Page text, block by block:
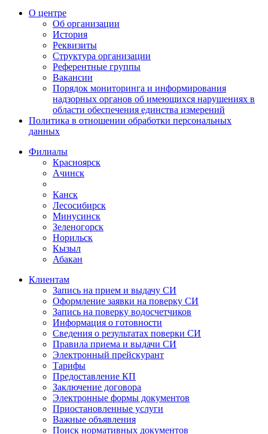
О центре
Об организации
История
Реквизиты
Структура организации
Референтные группы
Вакансии
Порядок мониторинга и информирования
надзорных органов об имеющихся нарушениях в
области обеспечения единства измерений
Политика в отношении обработки персональных
данных
Филиалы
Красноярск
Ачинск
Канск
Лесосибирск
Минусинск
Зеленогорск
Норильск
Кызыл
Абакан
Клиентам
Запись на прием и выдачу СИ
Оформление заявки на поверку СИ
Запись на поверку водосчетчиков
Информация о готовности
Сведения о результатах поверки СИ
Правила приема и выдачи СИ
Электронный прейскурант
Тарифы
Предоставление КП
Заключение договора
Электронные формы документов
Приостановленные услуги
Важные объявления
Поиск нормативных документов